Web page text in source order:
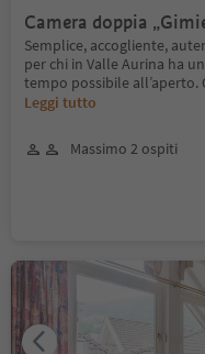
Camera doppia
Semplice, accogliente,
per chi in Valle Aurina ha
tempo possibile all’aperto.
Leggi tutto
Massimo 2 ospiti